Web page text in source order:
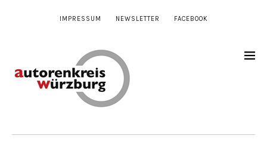
IMPRESSUM NEWSLETTER FACEBOOK